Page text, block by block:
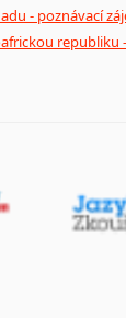
- poznávací
republiku